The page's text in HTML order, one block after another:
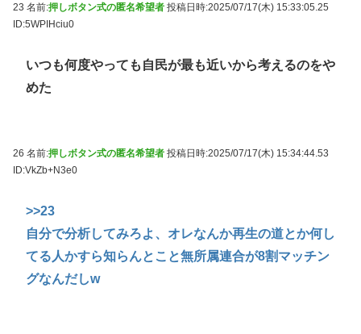
23 名前:押しボタン式の匿名希望者 投稿日時:2025/07/17(木) 15:33:05.25
ID:5WPIHciu0
いつも何度やっても自民が最も近いから考えるのをや
めた
26 名前:押しボタン式の匿名希望者 投稿日時:2025/07/17(木) 15:34:44.53
ID:VkZb+N3e0
>>23
自分で分析してみろよ、オレなんか再生の道とか何し
てる人かすら知らんとこと無所属連合が8割マッチン
グなんだしw